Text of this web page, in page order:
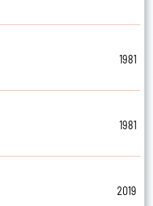
1981
1981
2019